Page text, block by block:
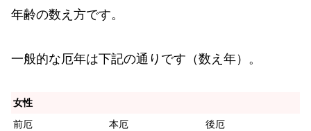
年齢の数え方です。
一般的な厄年は下記の通りです（数え年）。
女性
前厄
本厄
後厄